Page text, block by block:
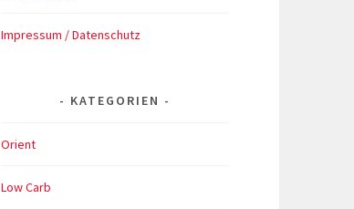
Impressum / Datenschutz
KATEGORIEN
Orient
Low Carb